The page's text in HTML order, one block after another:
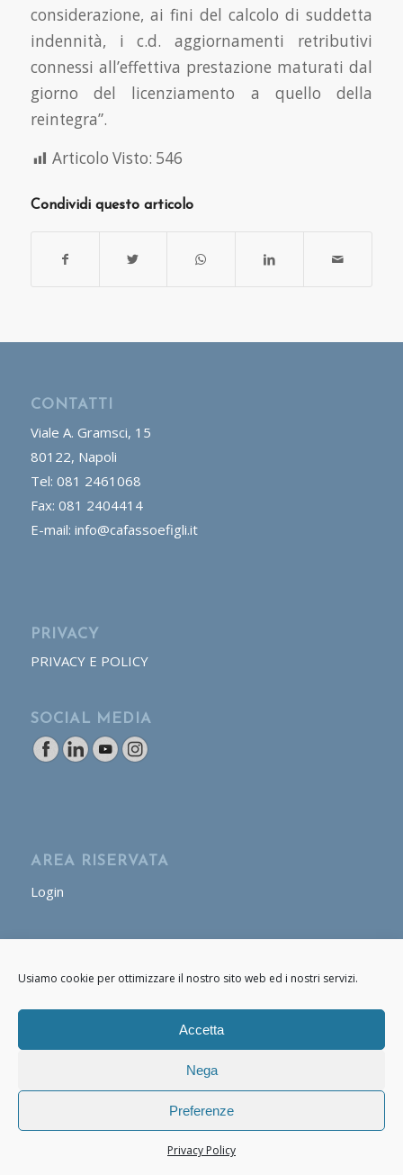
Usiamo cookie per ottimizzare il nostro sito web ed i nostri servizi.
Accetta
Nega
Preferenze
Privacy Policy
considerazione, ai fini del calcolo di suddetta
indennità, i c.d. aggiornamenti retributivi
connessi all’effettiva prestazione maturati dal
giorno del licenziamento a quello della
reintegra”.
Articolo Visto: 546
Condividi questo articolo
CONTATTI
Viale A. Gramsci, 15
80122, Napoli
Tel: 081 2461068
Fax: 081 2404414
E-mail: info@cafassoefigli.it
PRIVACY
PRIVACY E POLICY
SOCIAL MEDIA
AREA RISERVATA
Login
© Copyright - Cafasso & Figli 2020 - 2021 P.IVA: 07661170634 -
by Enfold WordPress Theme